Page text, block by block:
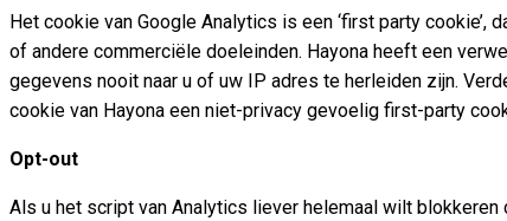
Het cookie van Google Analytics is een ‘first party
of andere commerciële doeleinden. Hayona heeft een
gegevens nooit naar u of uw IP adres te herleiden zijn.
cookie van Hayona een niet-privacy gevoelig first-party
Opt-out
Als u het script van Analytics liever helemaal wilt